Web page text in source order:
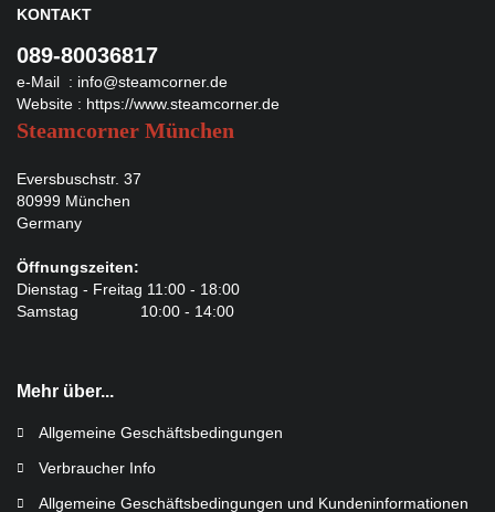
KONTAKT
089-80036817
e-Mail : info@steamcorner.de
Website : https://www.steamcorner.de
Steamcorner München
Eversbuschstr. 37
80999 München
Germany
Öffnungszeiten:
Dienstag - Freitag 11:00 - 18:00
Samstag 10:00 - 14:00
Mehr über...
Allgemeine Geschäftsbedingungen
Verbraucher Info
Allgemeine Geschäftsbedingungen und Kundeninformationen